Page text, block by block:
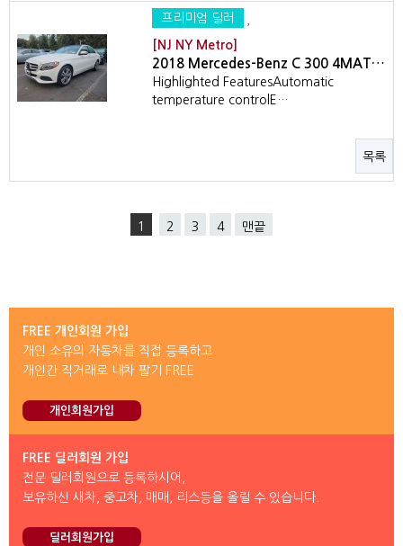
프리미엄 딜러
[NJ NY Metro]
2018 Mercedes-Benz C 300 4MAT…
Highlighted FeaturesAutomatic
temperature controlE…
목록
1 2 3 4 맨끝
FREE 개인회원 가입
개인 소유의 자동차를 직접 등록하고
개인간 직거래로 내차 팔기 FREE
개인회원가입
FREE 딜러회원 가입
전문 딜러회원으로 등록하시어,
보유하신 새차, 중고차, 매매, 리스등을 올릴 수 있습니다.
딜러회원가입